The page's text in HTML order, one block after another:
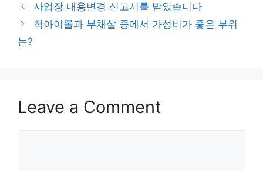
사업장 내용변경 신고서를 받았습니다
척아이롤과 부채살 중에서 가성비가 좋은 부위
는?
Leave a Comment